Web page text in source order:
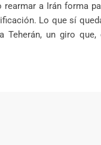
a Irán forma
Lo que sí
un giro que,